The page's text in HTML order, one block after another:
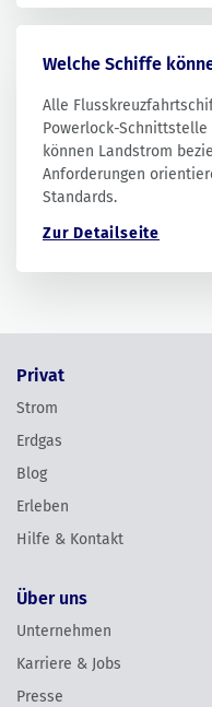
Welche Schiffe
Alle
Powerlock-
können Landstrom
Anforderungen
Standards.
Zur Detailseite
Privat
Strom
Erdgas
Blog
Erleben
Hilfe & Kontakt
Über uns
Unternehmen
Karriere & Jobs
Presse